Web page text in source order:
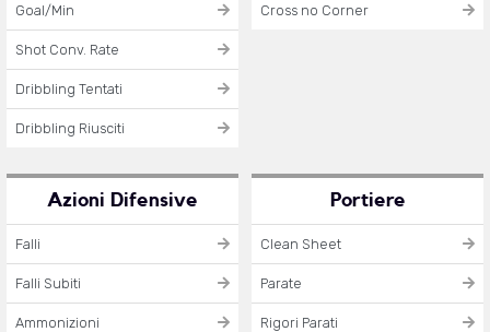
Goal/Min
Shot Conv. Rate
Dribbling Tentati
Dribbling Riusciti
Cross no Corner
Azioni Difensive
Falli
Falli Subiti
Ammonizioni
Portiere
Clean Sheet
Parate
Rigori Parati